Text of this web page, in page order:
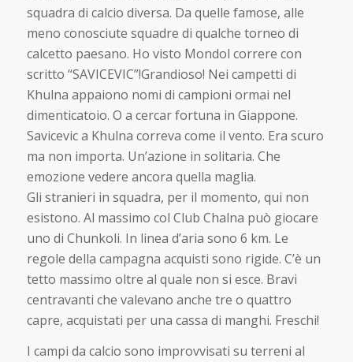
squadra di calcio diversa. Da quelle famose, alle
meno conosciute squadre di qualche torneo di
calcetto paesano. Ho visto Mondol correre con
scritto “SAVICEVIC”!Grandioso! Nei campetti di
Khulna appaiono nomi di campioni ormai nel
dimenticatoio. O a cercar fortuna in Giappone.
Savicevic a Khulna correva come il vento. Era scuro
ma non importa. Un’azione in solitaria. Che
emozione vedere ancora quella maglia.
Gli stranieri in squadra, per il momento, qui non
esistono. Al massimo col Club Chalna può giocare
uno di Chunkoli. In linea d’aria sono 6 km. Le
regole della campagna acquisti sono rigide. C’è un
tetto massimo oltre al quale non si esce. Bravi
centravanti che valevano anche tre o quattro
capre, acquistati per una cassa di manghi. Freschi!
I campi da calcio sono improvvisati su terreni al